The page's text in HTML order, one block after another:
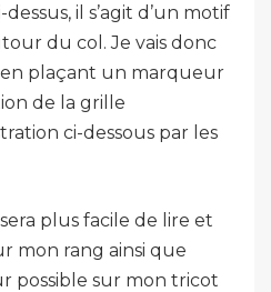
il s’agit d’un motif
du col. Je vais donc
plaçant un marqueur
de la grille
ci-dessous par les
plus facile de lire et
mon rang ainsi que
possible sur mon tricot